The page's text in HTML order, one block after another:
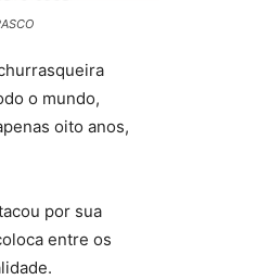
o mundo,
oito anos,
por sua
entre os